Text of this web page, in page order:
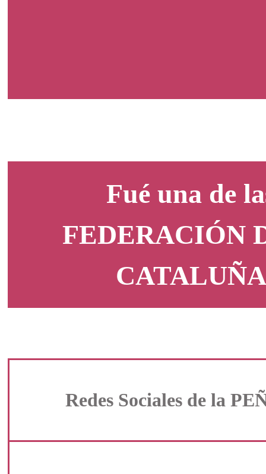
Fué una de
FEDERACIÓN
CATALUÑA
Redes Sociales de la